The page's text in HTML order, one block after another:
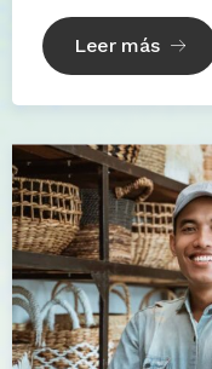
Leer más